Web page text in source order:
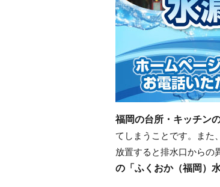
福岡の台所・キッチン
てしまうことです。また
放置すると排水口からの
の「ふくおか（福岡）